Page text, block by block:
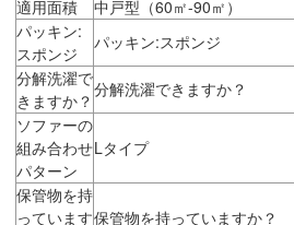
適用面積
中戸型（60㎡-90㎡）
パッキン:
スポンジ
パッキン:スポンジ
分解洗濯で
きますか？
分解洗濯できますか？
ソファーの
組み合わせ
パターン
Lタイプ
保管物を持
っています保管物を持っていますか？